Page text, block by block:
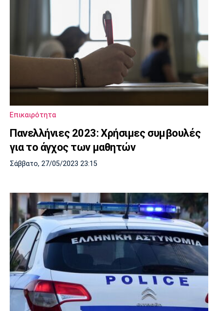
Επικαιρότητα
Πανελλήνιες 2023: Χρήσιμες συμβουλές
για το άγχος των μαθητών
Σάββατο, 27/05/2023 23:15